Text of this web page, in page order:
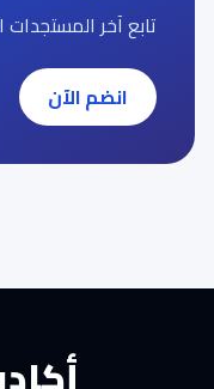
تابع آخر المستجدات
انضم الآن